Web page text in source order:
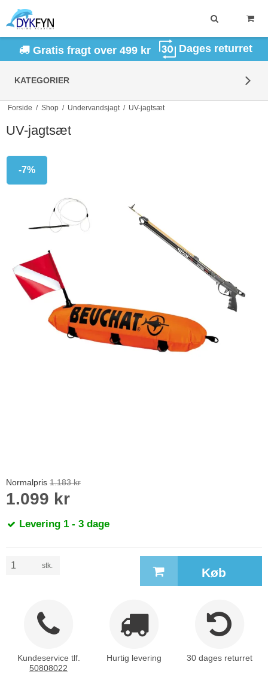
Gratis fragt over 499 kr Dages returret
KATEGORIER
Forside / Shop / Undervandsjagt / UV-jagtsæt
UV-jagtsæt
-7%
Normalpris 1.183 kr
1.099 kr
Levering 1 - 3 dage
stk. Køb
Kundeservice tlf.
50808022
Hurtig levering 30 dages returret